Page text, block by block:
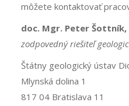
môžete kontaktovať
doc. Mgr. Peter Šottník,
zodpovedný riešiteľ
Štátny geologický ústav
Mlynská dolina 1
817 04 Bratislava 11